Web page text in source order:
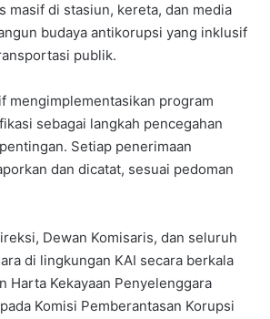
masif di stasiun, kereta, dan media
budaya antikorupsi yang inklusif
publik.
mengimplementasikan program
sebagai langkah pencegahan
Setiap penerimaan
dan dicatat, sesuai pedoman
Dewan Komisaris, dan seluruh
di lingkungan KAI secara berkala
Harta Kekayaan Penyelenggara
Komisi Pemberantasan Korupsi